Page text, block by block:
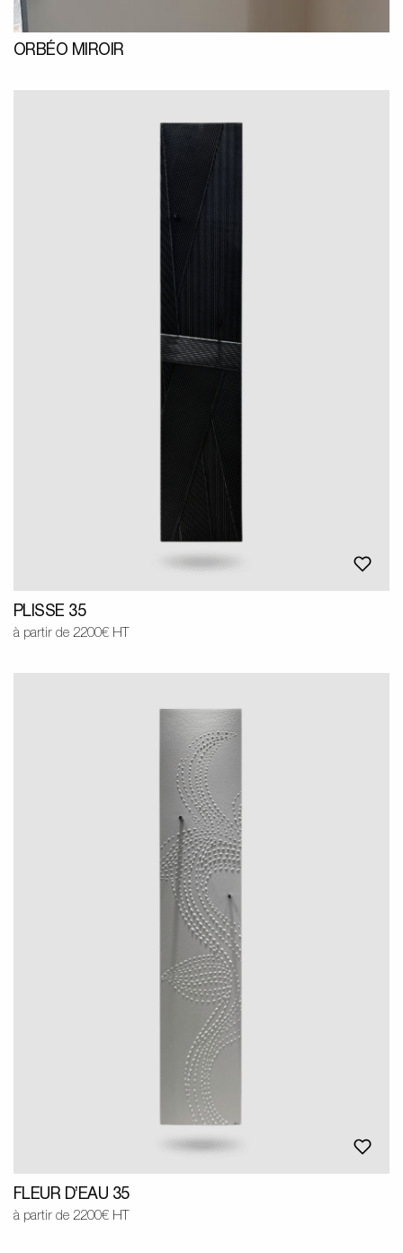
ORBÉO MIROIR
PLISSE 35
à partir de 2200€ HT
FLEUR D’EAU 35
à partir de 2200€ HT